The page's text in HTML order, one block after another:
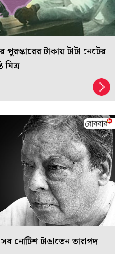
টাকায় টাটা নেটের
মিত্র
সব নোটিশ টাঙাতেন তারাপদ